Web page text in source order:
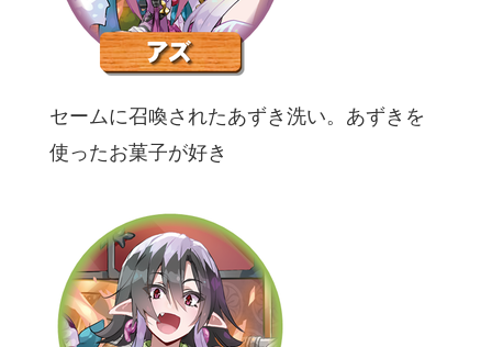
セームに召喚されたあずき洗い。あずきを
使ったお菓子が好き